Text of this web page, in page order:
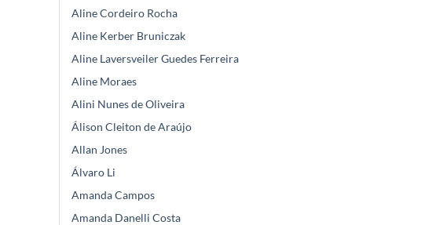
Aline Cordeiro Rocha
Aline Kerber Bruniczak
Aline Laversveiler Guedes Ferreira
Aline Moraes
Alini Nunes de Oliveira
Álison Cleiton de Araújo
Allan Jones
Álvaro Li
Amanda Campos
Amanda Danelli Costa